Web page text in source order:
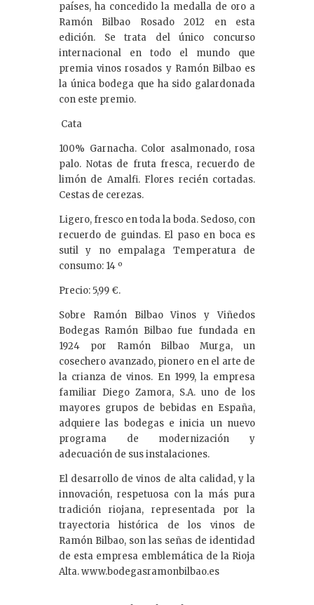
países, ha concedido la medalla de oro a
Ramón Bilbao Rosado 2012 en esta
edición. Se trata del único concurso
internacional en todo el mundo que
premia vinos rosados y Ramón Bilbao es
la única bodega que ha sido galardonada
con este premio.
Cata
100% Garnacha. Color asalmonado, rosa
palo. Notas de fruta fresca, recuerdo de
limón de Amalfi. Flores recién cortadas.
Cestas de cerezas.
Ligero, fresco en toda la boda. Sedoso, con
recuerdo de guindas. El paso en boca es
sutil y no empalaga Temperatura de
consumo: 14 º
Precio: 5,99 €.
Sobre Ramón Bilbao Vinos y Viñedos
Bodegas Ramón Bilbao fue fundada en
1924 por Ramón Bilbao Murga, un
cosechero avanzado, pionero en el arte de
la crianza de vinos. En 1999, la empresa
familiar Diego Zamora, S.A. uno de los
mayores grupos de bebidas en España,
adquiere las bodegas e inicia un nuevo
programa de modernización y
adecuación de sus instalaciones.
El desarrollo de vinos de alta calidad, y la
innovación, respetuosa con la más pura
tradición riojana, representada por la
trayectoria histórica de los vinos de
Ramón Bilbao, son las señas de identidad
de esta empresa emblemática de la Rioja
Alta. www.bodegasramonbilbao.es